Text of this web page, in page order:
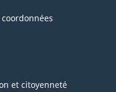
et citoyenneté